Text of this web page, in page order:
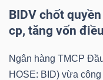
BIDV chốt
cp, tăng vốn
Ngân hàng TMCP
HOSE: BID) vừa
ÍCH